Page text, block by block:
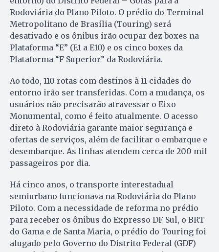
Rodoviária do Plano Piloto. O prédio do Terminal
Metropolitano de Brasília (Touring) será
desativado e os ônibus irão ocupar dez boxes na
Plataforma “E” (E1 a E10) e os cinco boxes da
Plataforma “F Superior” da Rodoviária.
Ao todo, 110 rotas com destinos à 11 cidades do
entorno irão ser transferidas. Com a mudança, os
usuários não precisarão atravessar o Eixo
Monumental, como é feito atualmente. O acesso
direto à Rodoviária garante maior segurança e
ofertas de serviços, além de facilitar o embarque e
desembarque. As linhas atendem cerca de 200 mil
passageiros por dia.
Há cinco anos, o transporte interestadual
semiurbano funcionava na Rodoviária do Plano
Piloto. Com a necessidade de reforma no prédio
para receber os ônibus do Expresso DF Sul, o BRT
do Gama e de Santa Maria, o prédio do Touring foi
alugado pelo Governo do Distrito Federal (GDF)